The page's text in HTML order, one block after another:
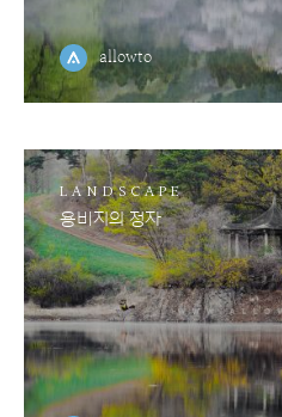
allowto
LANDSCAPE
용비지의 정자